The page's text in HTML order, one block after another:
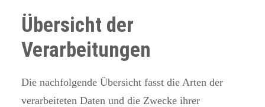
Übersicht der
Verarbeitungen
Die nachfolgende Übersicht fasst die Arten der
verarbeiteten Daten und die Zwecke ihrer